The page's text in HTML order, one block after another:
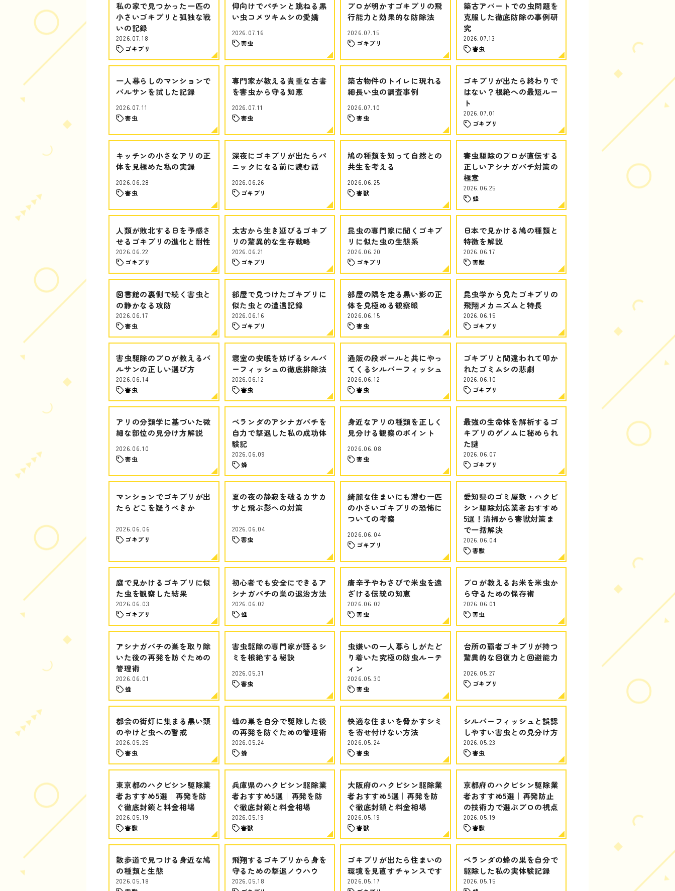
私の家で見つかった一匹の
小さいゴキブリと孤独な戦
いの記録
2026.07.18
ゴキブリ
仰向けでパチンと跳ねる黒
い虫コメツキムシの愛嬌
2026.07.16
害虫
プロが明かすゴキブリの飛
行能力と効果的な防除法
2026.07.15
ゴキブリ
築古アパートでの虫問題を
克服した徹底防除の事例研
究
2026.07.13
害虫
一人暮らしのマンションで
バルサンを試した記録
2026.07.11
害虫
専門家が教える貴重な古書
を害虫から守る知恵
2026.07.11
害虫
築古物件のトイレに現れる
細長い虫の調査事例
2026.07.10
害虫
ゴキブリが出たら終わりで
はない？根絶への最短ルー
ト
2026.07.01
ゴキブリ
キッチンの小さなアリの正
体を見極めた私の実録
2026.06.28
害虫
深夜にゴキブリが出たらパ
ニックになる前に読む話
2026.06.26
ゴキブリ
鳩の種類を知って自然との
共生を考える
2026.06.25
害獣
害虫駆除のプロが直伝する
正しいアシナガバチ対策の
極意
2026.06.25
蜂
人類が敗北する日を予感さ
せるゴキブリの進化と耐性
2026.06.22
ゴキブリ
太古から生き延びるゴキブ
リの驚異的な生存戦略
2026.06.21
ゴキブリ
昆虫の専門家に聞くゴキブ
リに似た虫の生態系
2026.06.20
ゴキブリ
日本で見かける鳩の種類と
特徴を解説
2026.06.17
害獣
図書館の裏側で続く害虫と
の静かなる攻防
2026.06.17
害虫
部屋で見つけたゴキブリに
似た虫との遭遇記録
2026.06.16
ゴキブリ
部屋の隅を走る黒い影の正
体を見極める観察眼
2026.06.15
害虫
昆虫学から見たゴキブリの
飛翔メカニズムと特長
2026.06.15
ゴキブリ
害虫駆除のプロが教えるバ
ルサンの正しい選び方
2026.06.14
害虫
寝室の安眠を妨げるシルバ
ーフィッシュの徹底排除法
2026.06.12
害虫
通販の段ボールと共にやっ
てくるシルバーフィッシュ
2026.06.12
害虫
ゴキブリと間違われて叩か
れたゴミムシの悲劇
2026.06.10
ゴキブリ
アリの分類学に基づいた微
細な部位の見分け方解説
2026.06.10
害虫
ベランダのアシナガバチを
自力で撃退した私の成功体
験記
2026.06.09
蜂
身近なアリの種類を正しく
見分ける観察のポイント
2026.06.08
害虫
最強の生命体を解析するゴ
キブリのゲノムに秘められ
た謎
2026.06.07
ゴキブリ
マンションでゴキブリが出
たらどこを疑うべきか
2026.06.06
ゴキブリ
夏の夜の静寂を破るカサカ
サと飛ぶ影への対策
2026.06.04
害虫
綺麗な住まいにも潜む一匹
の小さいゴキブリの恐怖に
ついての考察
2026.06.04
ゴキブリ
愛知県のゴミ屋敷・ハクビ
シン駆除対応業者おすすめ
5選！清掃から害獣対策ま
で一括解決
2026.06.04
害獣
庭で見かけるゴキブリに似
た虫を観察した結果
2026.06.03
ゴキブリ
初心者でも安全にできるア
シナガバチの巣の退治方法
2026.06.02
蜂
唐辛子やわさびで米虫を遠
ざける伝統の知恵
2026.06.02
害虫
プロが教えるお米を米虫か
ら守るための保存術
2026.06.01
害虫
アシナガバチの巣を取り除
いた後の再発を防ぐための
管理術
2026.06.01
蜂
害虫駆除の専門家が語るシ
ミを根絶する秘訣
2026.05.31
害虫
虫嫌いの一人暮らしがたど
り着いた究極の防虫ルーテ
ィン
2026.05.30
害虫
台所の覇者ゴキブリが持つ
驚異的な回復力と回避能力
2026.05.27
ゴキブリ
都会の街灯に集まる黒い頭
のやけど虫への警戒
2026.05.25
害虫
蜂の巣を自分で駆除した後
の再発を防ぐための管理術
2026.05.24
蜂
快適な住まいを脅かすシミ
を寄せ付けない方法
2026.05.24
害虫
シルバーフィッシュと誤認
しやすい害虫との見分け方
2026.05.23
害虫
東京都のハクビシン駆除業
者おすすめ5選｜再発を防
ぐ徹底封鎖と料金相場
2026.05.19
害獣
兵庫県のハクビシン駆除業
者おすすめ5選｜再発を防
ぐ徹底封鎖と料金相場
2026.05.19
害獣
大阪府のハクビシン駆除業
者おすすめ5選｜再発を防
ぐ徹底封鎖と料金相場
2026.05.19
害獣
京都府のハクビシン駆除業
者おすすめ5選｜再発防止
の技術力で選ぶプロの視点
2026.05.19
害獣
散歩道で見つける身近な鳩
の種類と生態
2026.05.18
飛翔するゴキブリから身を
守るための撃退ノウハウ
2026.05.18
ゴキブリが出たら住まいの
環境を見直すチャンスです
2026.05.17
ベランダの蜂の巣を自分で
駆除した私の実体験記録
2026.05.15